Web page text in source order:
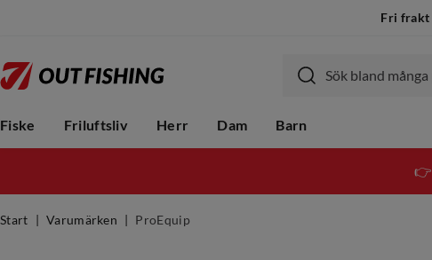
Fri frakt
Fiske Friluftsliv Herr Dam Barn
👉
Start Varumärken ProEquip